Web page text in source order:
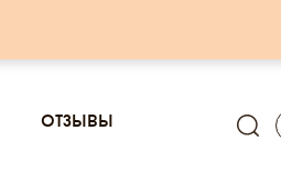
отзывы